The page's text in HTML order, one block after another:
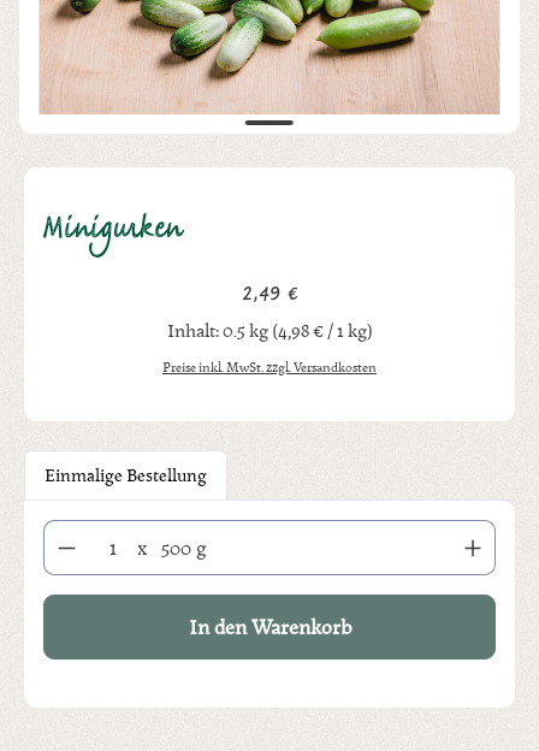
Minigurken
Regulärer Preis:
2,49 €
Inhalt:0.5 kg(4,98 € / 1 kg)
Preise inkl. MwSt. zzgl. Versandkosten
Einmalige Bestellung
Produkt Anzahl: Gib den gewünschten Wert ein oder benutze die
x 500 g
In den Warenkorb